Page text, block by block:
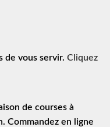
de vous servir. Cliquez
de courses à
Commandez en ligne